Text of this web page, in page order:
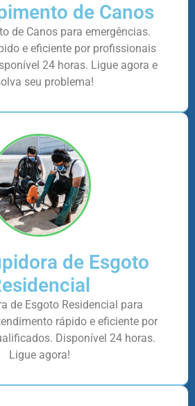
de Canos
de Canos para emergências.
e eficiente por profissionais
24 horas. Ligue agora e
seu problema!
de Esgoto
de Esgoto Residencial para
rápido e eficiente por
Disponível 24 horas.
Ligue agora!